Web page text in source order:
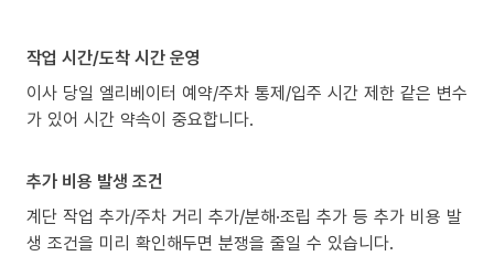
작업 시간/도착 시간 운영
이사 당일 엘리베이터 예약/주차 통제/입주 시간 제한 같은 변수
가 있어 시간 약속이 중요합니다.
추가 비용 발생 조건
계단 작업 추가/주차 거리 추가/분해·조립 추가 등 추가 비용 발
생 조건을 미리 확인해두면 분쟁을 줄일 수 있습니다.